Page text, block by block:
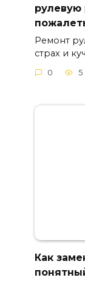
рулевую
Ремонт
страх и
0 5
Как